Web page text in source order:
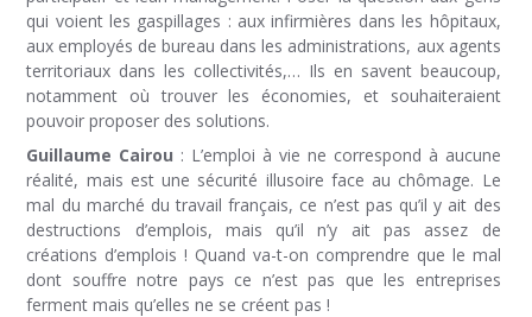
qui voient les gaspillages : aux infirmières dans les hôpitaux,
aux employés de bureau dans les administrations, aux agents
territoriaux dans les collectivités,… Ils en savent beaucoup,
notamment où trouver les économies, et souhaiteraient
pouvoir proposer des solutions.
Guillaume Cairou : L’emploi à vie ne correspond à aucune
réalité, mais est une sécurité illusoire face au chômage. Le
mal du marché du travail français, ce n’est pas qu’il y ait des
destructions d’emplois, mais qu’il n’y ait pas assez de
créations d’emplois ! Quand va-t-on comprendre que le mal
dont souffre notre pays ce n’est pas que les entreprises
ferment mais qu’elles ne se créent pas !